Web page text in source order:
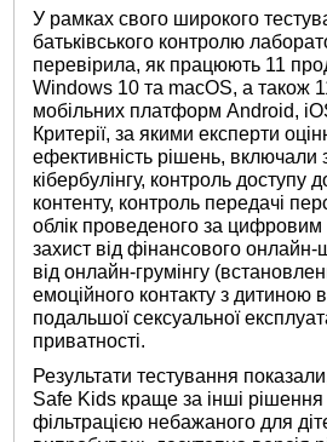
У рамках свого широкого
батьківського контролю
перевірила, як працюють 11
Windows 10 та macOS, а також
мобільних платформ Android,
Критерії, за якими експерти
ефективність рішень, включали
кібербулінгу, контроль доступу
контенту, контроль передачі
облік проведеного за цифровим
захист від фінансового
від онлайн-грумінгу
емоційного контакту з дитиною в
подальшої сексуальної
приватності.
Результати тестування
Safe Kids краще за інші рішення
фільтрацією небажаного для